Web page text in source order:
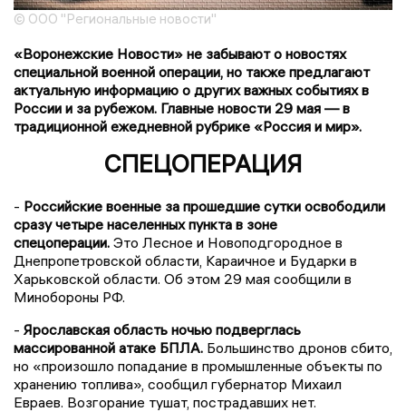
© ООО "Региональные новости"
«Воронежские Новости» не забывают о новостях
специальной военной операции, но также предлагают
актуальную информацию о других важных событиях в
России и за рубежом. Главные новости 29 мая — в
традиционной ежедневной рубрике «Россия и мир».
СПЕЦОПЕРАЦИЯ
- Российские военные за прошедшие сутки освободили
сразу четыре населенных пункта в зоне
спецоперации. Это Лесное и Новоподгородное в
Днепропетровской области, Караичное и Бударки в
Харьковской области. Об этом 29 мая сообщили в
Минобороны РФ.
- Ярославская область ночью подверглась
массированной атаке БПЛА. Большинство дронов сбито,
но «произошло попадание в промышленные объекты по
хранению топлива», сообщил губернатор Михаил
Евраев. Возгорание тушат, пострадавших нет.